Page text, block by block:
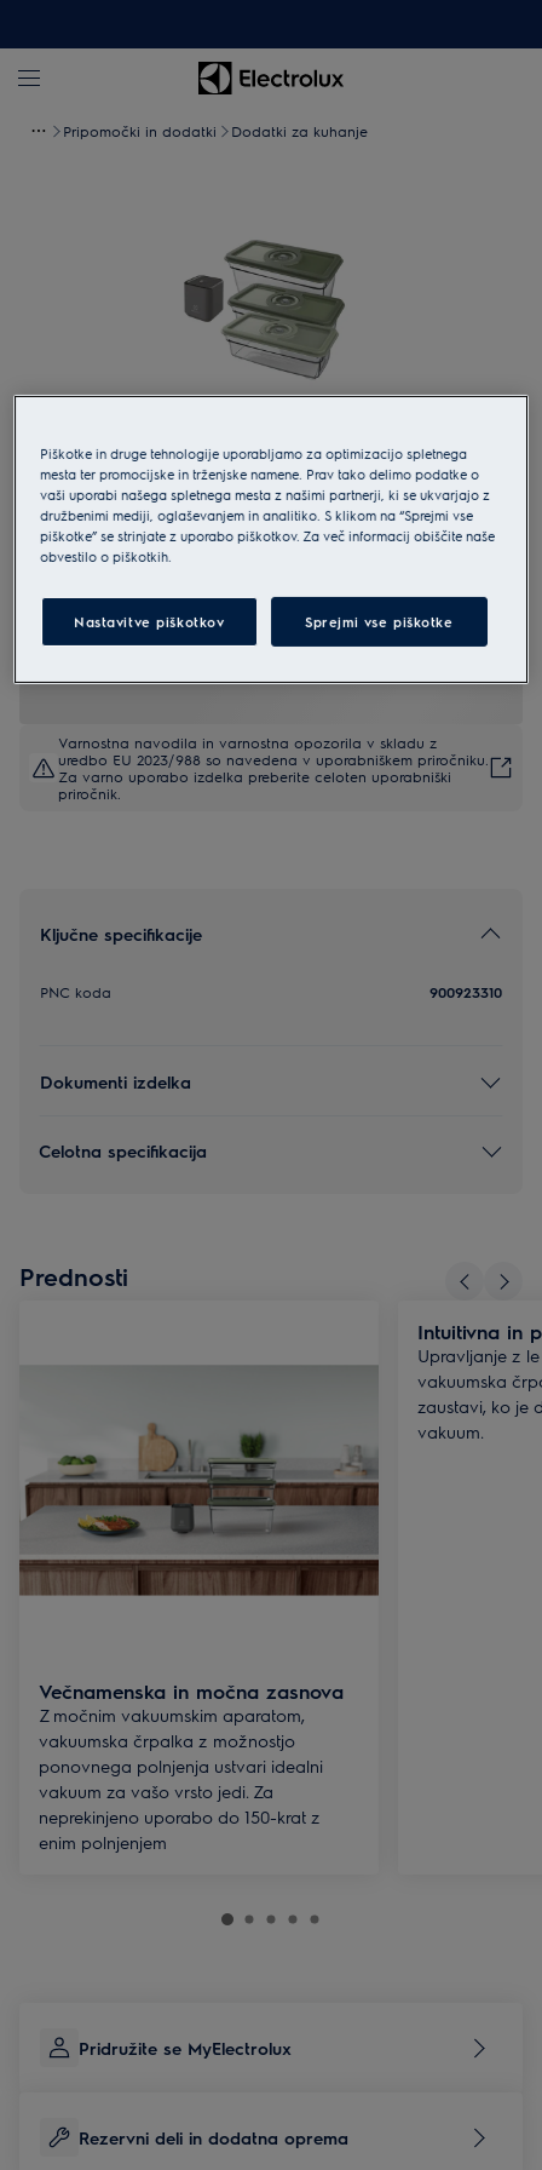
Pripomočki in dodatki Dodatki za kuhanje
Tapnite za povečavo
EVFK1+
Naprava za vakuumiranje
Varnostna navodila in varnostna opozorila v skladu z
uredbo EU 2023/988 so navedena v uporabniškem priročniku.
Za varno uporabo izdelka preberite celoten uporabniški
priročnik.
Ključne specifikacije
PNC koda 900923310
Dokumenti izdelka
Celotna specifikacija
Prednosti
Večnamenska in močna zasnova
Z močnim vakuumskim aparatom,
vakuumska črpalka z možnostjo
ponovnega polnjenja ustvari idealni
vakuum za vašo vrsto jedi. Za
neprekinjeno uporabo do 150-krat z
enim polnjenjem
Intuitivna in
Upravljanje z
vakuumska
zaustavi, ko je
vakuum.
Pridružite se MyElectrolux
Rezervni deli in dodatna oprema
Piškotke in druge tehnologije uporabljamo za optimizacijo spletnega
mesta ter promocijske in trženjske namene. Prav tako delimo podatke o
vaši uporabi našega spletnega mesta z našimi partnerji, ki se ukvarjajo z
družbenimi mediji, oglaševanjem in analitiko. S klikom na “Sprejmi vse
piškotke” se strinjate z uporabo piškotkov. Za več informacij obiščite naše
obvestilo o piškotkih.
Nastavitve piškotkov Sprejmi vse piškotke